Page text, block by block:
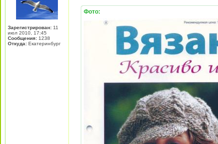
Зарегистрирован: 11
июл 2010, 17:45
Сообщения: 1238
Откуда: Екатеринбург
Фото: